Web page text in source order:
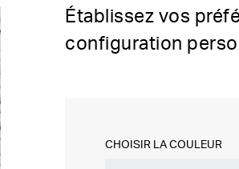
Établissez vos
configuration
CHOISIR LA COULEUR